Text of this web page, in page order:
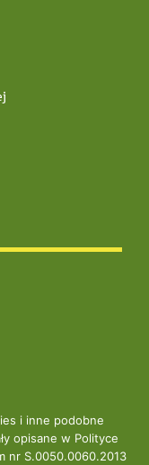
i inne podobne
opisane w Polityce
nr S.0050.0060.2013